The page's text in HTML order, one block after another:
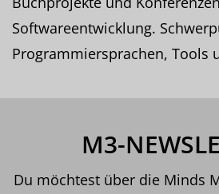
Softwareentwicklung.
Programmiersprachen, Tools
M3-
Du möchtest über die Minds